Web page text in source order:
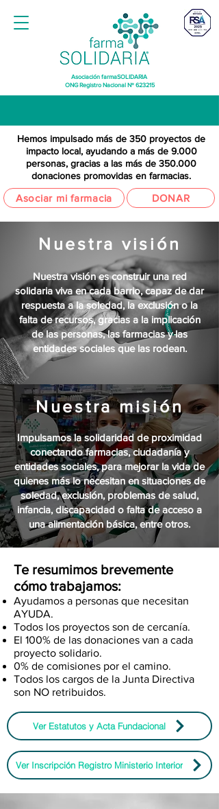
Asociación farmaSOLIDARIA
ONG Registro Nacional Nº 623215
Asociar mi farmacia
Hemos impulsado más de 350 proyectos de
impacto local, ayudando a más de 9.000
personas, gracias a las más de 350.000
donaciones promovidas en farmacias.
DONAR
Nuestra visión
Nuestra visión es construir una red
solidaria viva en cada barrio, capaz de dar
respuesta a la soledad, la exclusión o la
falta de recursos, gracias a la implicación
de las personas, las farmacias y las
entidades sociales que las rodean.
Nuestra misión
Impulsamos la solidaridad de proximidad
conectando farmacias, ciudadanía y
entidades sociales, para mejorar la vida de
quienes más lo necesitan en situaciones de
soledad, exclusión, problemas de salud,
infancia, discapacidad o falta de acceso a
una alimentación básica, entre otros.
​Te resumimos brevemente
cómo trabajamos:
Ayudamos a personas que necesitan
AYUDA.
Todos los proyectos son de cercanía.
El 100% de las donaciones van a cada
proyecto solidario.
0% de comisiones por el camino.
Todos los cargos de la Junta Directiva
son NO retribuidos.
Ver Estatutos y Acta Fundacional
Ver Inscripción Registro Ministerio Interior